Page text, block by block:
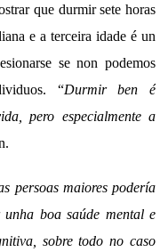
que durmir sete horas
e a terceira idade é un
se non podemos
“Durmir ben é
pero especialmente a
persoas maiores podería
boa saúde mental e
sobre todo no caso